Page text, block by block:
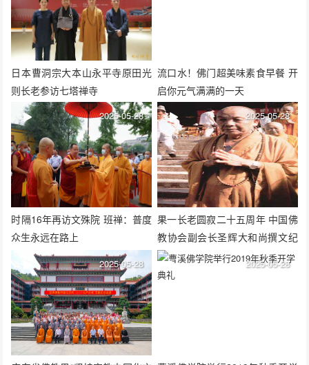
日本曹洞宗大本山永平寺原田光
则长老参访七塔禅寺
流口水！佛门超美味素食早餐 开
启你元气满满的一天
时隔16年再访文殊院 班禅：普度
众生永远在路上
2025-05-28
果一长老圆寂二十五周年 中国佛
教协会副会长圣辉大和尚撰文纪
念
2025-05-28
2025-05-28 2025-05-28